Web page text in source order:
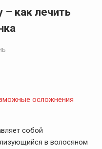
– как лечить
осложнения
собой
в волосяном